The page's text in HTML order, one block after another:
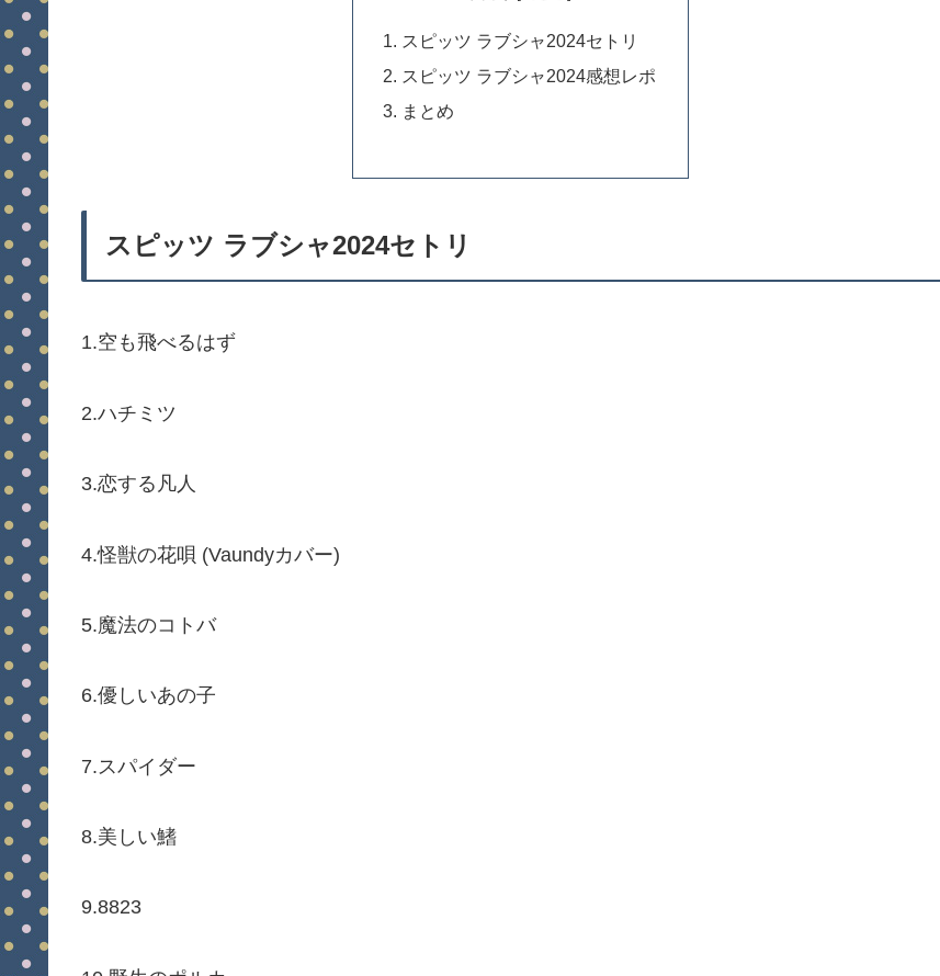
スピッツ ラブシャ2024セトリ
スピッツ ラブシャ2024感想レポ
まとめ
スピッツ ラブシャ2024セトリ
1.空も飛べるはず
2.ハチミツ
3.恋する凡人
4.怪獣の花唄 (Vaundyカバー)
5.魔法のコトバ
6.優しいあの子
7.スパイダー
8.美しい鰭
9.8823